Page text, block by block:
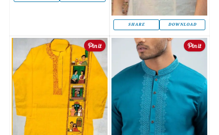
SHARE DOWNLOAD